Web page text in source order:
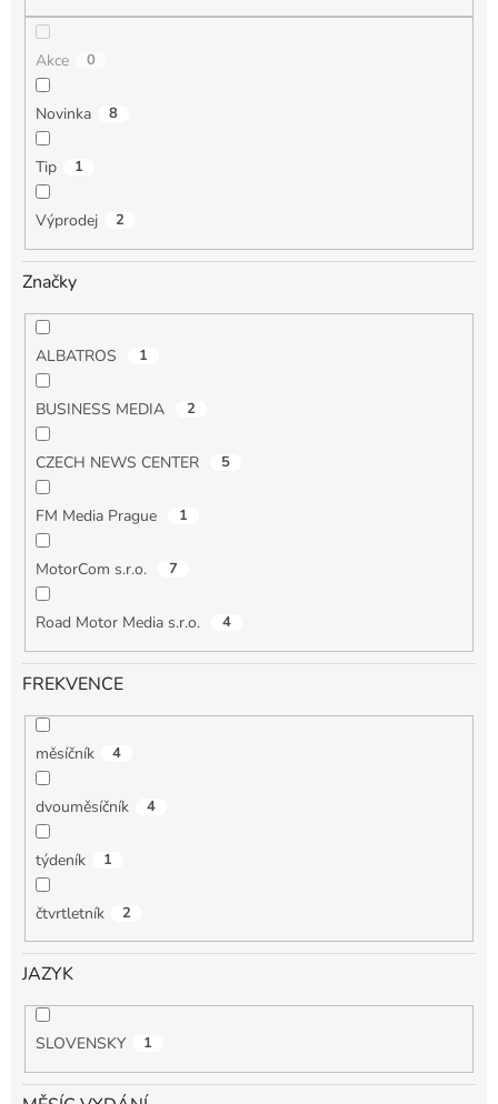
Akce 0
Novinka 8
Tip 1
Výprodej 2
Značky
ALBATROS 1
BUSINESS MEDIA 2
CZECH NEWS CENTER 5
FM Media Prague 1
MotorCom s.r.o. 7
Road Motor Media s.r.o. 4
FREKVENCE
měsíčník 4
dvouměsíčník 4
týdeník 1
čtvrtletník 2
JAZYK
SLOVENSKY 1